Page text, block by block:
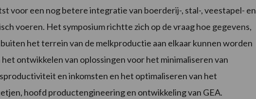
voor een nog betere integratie van boerderij-, stal-, veestapel- en
voeren. Het symposium richtte zich op de vraag hoe gegevens,
het terrein van de melkproductie aan elkaar kunnen worden
ontwikkelen van oplossingen voor het minimaliseren van
en inkomsten en het optimaliseren van het
hoofd productengineering en ontwikkeling van GEA.